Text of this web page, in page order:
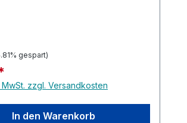
gespart)
zzgl. Versandkosten
In den Warenkorb